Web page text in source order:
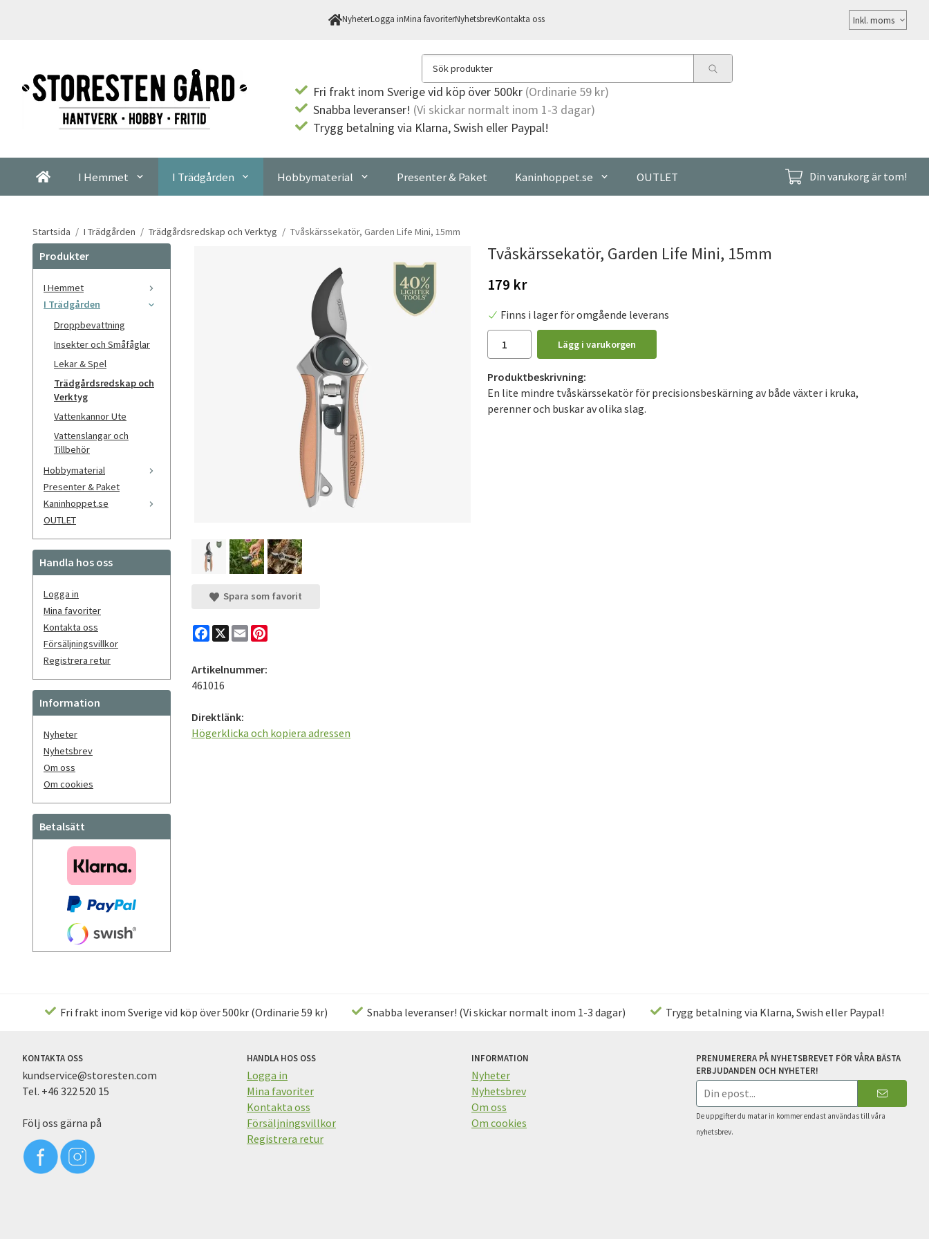
NyheterLogga inMina favoriterNyhetsbrevKontakta oss
Välj
moms
Fri frakt inom Sverige vid köp över 500kr (Ordinarie 59 kr)
Snabba leveranser! (Vi skickar normalt inom 1-3 dagar)
Trygg betalning via Klarna, Swish eller Paypal!
I Hemmet I Trädgården Hobbymaterial Presenter & Paket Kaninhoppet.se OUTLET Din varukorg är tom!
Startsida / I Trädgården / Trädgårdsredskap och Verktyg / Tvåskärssekatör, Garden Life Mini, 15mm
Produkter
I Hemmet
I Trädgården
Droppbevattning
Insekter och Småfåglar
Lekar & Spel
Trädgårdsredskap och
Verktyg
Vattenkannor Ute
Vattenslangar och
Tillbehör
Hobbymaterial
Presenter & Paket
Kaninhoppet.se
OUTLET
Handla hos oss
Logga in
Mina favoriter
Kontakta oss
Försäljningsvillkor
Registrera retur
Information
Nyheter
Nyhetsbrev
Om oss
Om cookies
Betalsätt
Tvåskärssekatör, Garden Life Mini, 15mm
179 kr
Finns i lager för omgående leverans
Lägg i varukorgen
Produktbeskrivning:
En lite mindre tvåskärssekatör för precisionsbeskärning av både växter i kruka,
perenner och buskar av olika slag.
Spara som favorit
Facebook
X Email
Artikelnummer:
461016
Direktlänk:
Högerklicka och kopiera adressen
Fri frakt inom Sverige vid köp över 500kr (Ordinarie 59 kr) Snabba leveranser! (Vi skickar normalt inom 1-3 dagar) Trygg betalning via Klarna, Swish eller Paypal!
KONTAKTA OSS
kundservice@storesten.com
Tel. +46 322 520 15
Följ oss gärna på
HANDLA HOS OSS
Logga in
Mina favoriter
Kontakta oss
Försäljningsvillkor
Registrera retur
INFORMATION
Nyheter
Nyhetsbrev
Om oss
Om cookies
PRENUMERERA PÅ NYHETSBREVET FÖR VÅRA BÄSTA
ERBJUDANDEN OCH NYHETER!
E-
postadress
De uppgifter du matar in kommer endast användas till våra
nyhetsbrev.